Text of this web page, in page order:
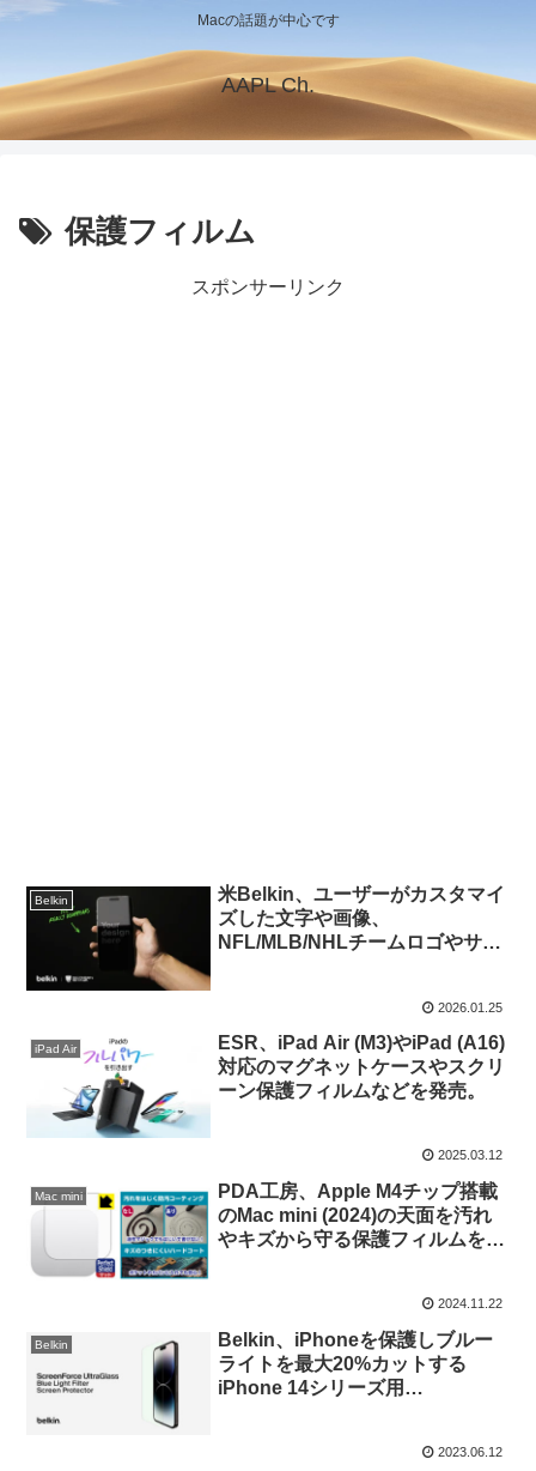
Macの話題が中心です
AAPL Ch.
保護フィルム
スポンサーリンク
Belkin
米Belkin、ユーザーがカスタマイ
ズした文字や画像、
NFL/MLB/NHLチームロゴやサン
「Personalized/Custom Glass
Screen Protector」を発売。
2026.01.25
iPad Air
ESR、iPad Air (M3)やiPad (A16)
対応のマグネットケースやスクリ
ーン保護フィルムなどを発売。
2025.03.12
Mac mini
PDA工房、Apple M4チップ搭載
のMac mini (2024)の天面を汚れ
やキズから守る保護フィルムを発
2024.11.22
Belkin
Belkin、iPhoneを保護しブルー
ライトを最大20%カットする
iPhone 14シリーズ用
ー画面保護フィルム」を発売。
2023.06.12